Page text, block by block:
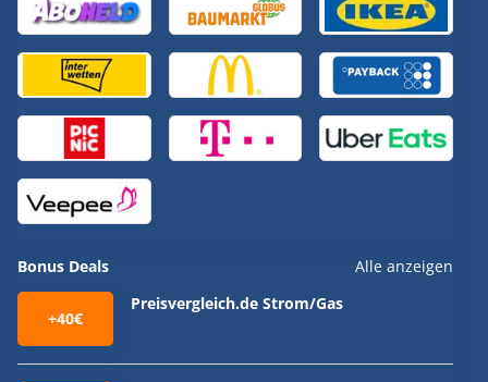
Bonus Deals Alle anzeigen
+40€
Preisvergleich.de Strom/Gas